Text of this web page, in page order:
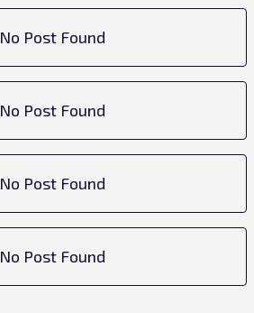
No Post Found
No Post Found
No Post Found
No Post Found